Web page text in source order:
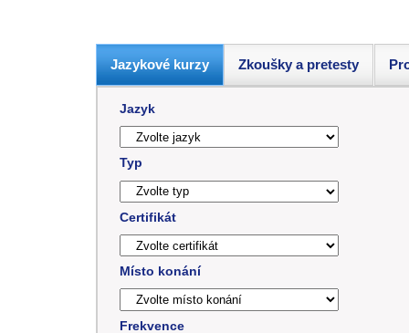
Jazykové kurzy Zkoušky a pretesty
Jazyk
Typ
Certifikát
Místo konání
Frekvence